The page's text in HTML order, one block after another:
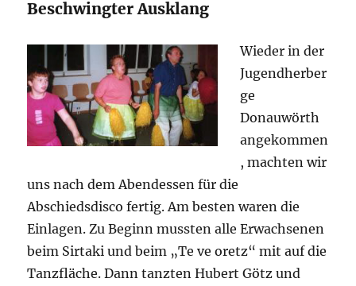
Beschwingter Ausklang
Wieder in der
Jugendherber
ge
Donauwörth
angekommen
, machten wir
uns nach dem Abendessen für die
Abschiedsdisco fertig. Am besten waren die
Einlagen. Zu Beginn mussten alle Erwachsenen
beim Sirtaki und beim „Te ve oretz“ mit auf die
Tanzfläche. Dann tanzten Hubert Götz und